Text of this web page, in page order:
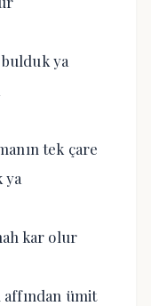
ya
tek çare
ya
kar olur
ümit